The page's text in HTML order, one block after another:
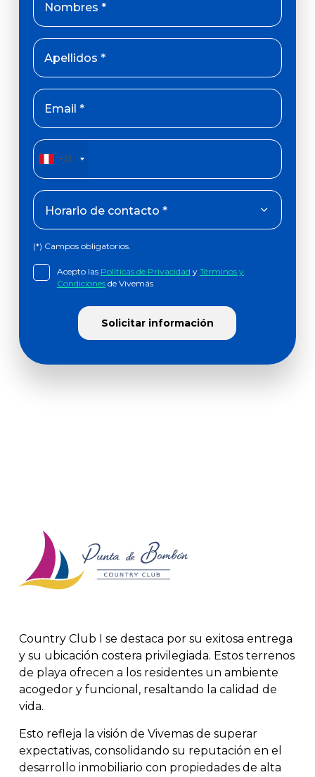
Nombres *
Apellidos *
Email *
+51
(*) Campos obligatorios.
Acepto las Políticas de Privacidad y Términos y
Condicionesde Vivemás
Country Club I se destaca por su exitosa entrega
y su ubicación costera privilegiada. Estos terrenos
de playa ofrecen a los residentes un ambiente
acogedor y funcional, resaltando la calidad de
vida.
Esto refleja la visión de Vivemas de superar
expectativas, consolidando su reputación en el
desarrollo inmobiliario con propiedades de alta